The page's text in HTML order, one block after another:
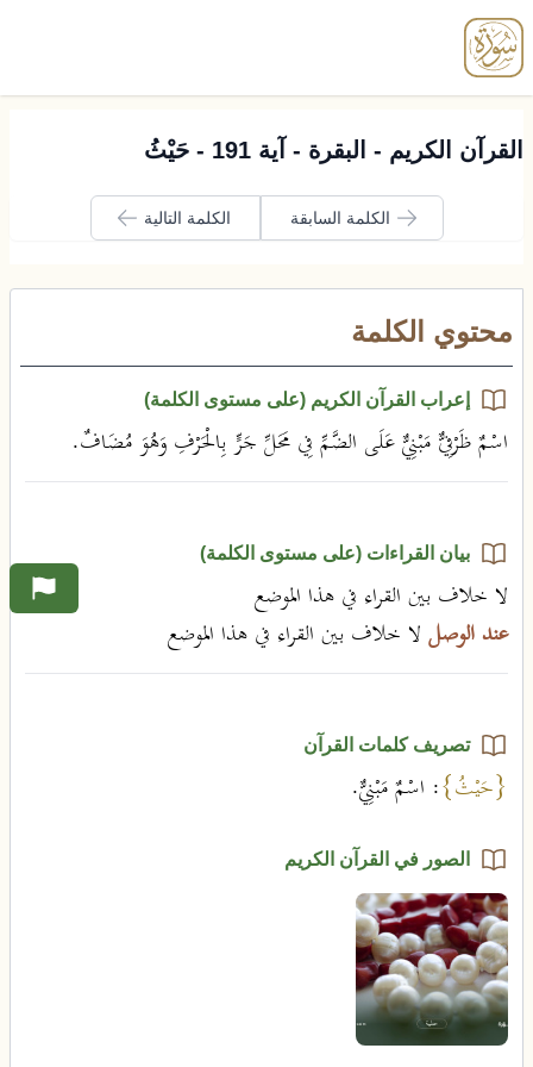
القرآن الكريم - البقرة - آية 191 - حَيْثُ
الكلمة السابقة الكلمة التالية
محتوي الكلمة
إعراب القرآن الكريم (على مستوى الكلمة)
اسْمٌ ظَرْفِيٌّ مَبْنِيٌّ عَلَى الضَّمِّ فِي مَحَلِّ جَرٍّ بِالْحَرْفِ وَهُوَ مُضَافٌ.
بيان القراءات (على مستوى الكلمة)
لا خلاف بين القراء في هذا الموضع
عند الوصللا خلاف بين القراء في هذا الموضع
تصريف كلمات القرآن
{حَيْثُ}: اسْمٌ مَبْنِيٌّ.
الصور في القرآن الكريم